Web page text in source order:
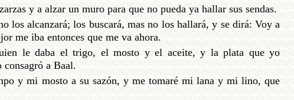
y a alzar un muro para que no pueda ya hallar sus sendas.
los alcanzará; los buscará, mas no los hallará, y se dirá: Voy a
me iba entonces que me va ahora.
le daba el trigo, el mosto y el aceite, y la plata que yo
a Baal.
y mi mosto a su sazón, y me tomaré mi lana y mi lino, que